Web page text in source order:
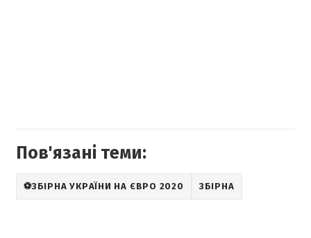
Пов'язані теми:
⚽ЗБІРНА УКРАЇНИ НА ЄВРО 2020 ЗБІРНА